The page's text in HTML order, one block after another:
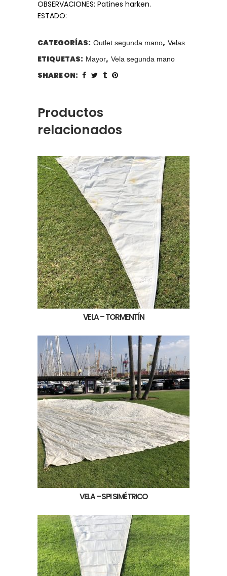
OBSERVACIONES: Patines harken.
ESTADO:
CATEGORÍAS: Outlet segunda mano, Velas
ETIQUETAS: Mayor, Vela segunda mano
SHARE ON:
Productos
relacionados
VELA – TORMENTÍN
VELA – SPI SIMÉTRICO